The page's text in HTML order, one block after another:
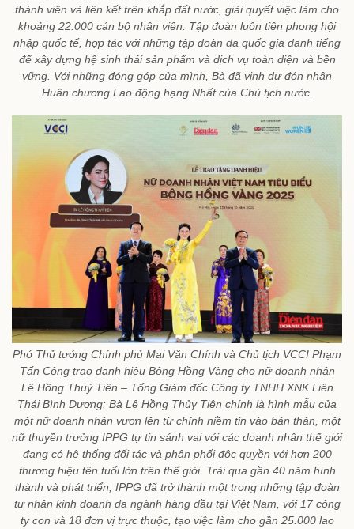
thành viên và liên kết trên khắp đất nước, giải quyết việc làm cho
khoảng 22.000 cán bộ nhân viên. Tập đoàn luôn tiên phong hội
nhập quốc tế, hợp tác với những tập đoàn đa quốc gia danh tiếng
để xây dựng hệ sinh thái sản phẩm và dịch vụ toàn diện và bền
vững. Với những đóng góp của mình, Bà đã vinh dự đón nhận
Huân chương Lao động hạng Nhất của Chủ tịch nước.
Phó Thủ tướng Chính phủ Mai Văn Chính và Chủ tịch VCCI Phạm
Tấn Công trao danh hiệu Bông Hồng Vàng cho nữ doanh nhân
Lê Hồng Thuỷ Tiên – Tổng Giám đốc Công ty TNHH XNK Liên
Thái Bình Dương: Bà Lê Hồng Thủy Tiên chính là hình mẫu của
một nữ doanh nhân vươn lên từ chính niềm tin vào bản thân, một
nữ thuyền trưởng IPPG tự tin sánh vai với các doanh nhân thế giới
đang có hệ thống đối tác và phân phối độc quyền với hơn 200
thương hiệu tên tuổi lớn trên thế giới. Trải qua gần 40 năm hình
thành và phát triển, IPPG đã trở thành một trong những tập đoàn
tư nhân kinh doanh đa ngành hàng đầu tại Việt Nam, với 17 công
ty con và 18 đơn vị trực thuộc, tạo việc làm cho gần 25.000 lao